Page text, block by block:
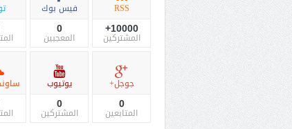
RSS
10000+
المشتركين
فيس بوك
0
المعجبين
جوجل+
0
المتابعين
يوتيوب
0
المشتركين